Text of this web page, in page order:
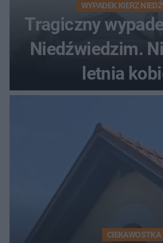
WYPADEK KIERZ
Tragiczny
Niedźwiedzim.
letnia
CIEKAWOSTKA